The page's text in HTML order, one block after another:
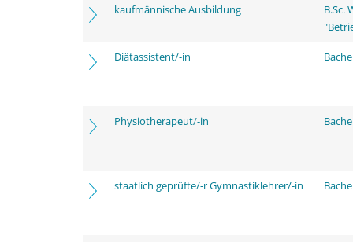
kaufmännische Ausbildung
B.Sc.
Diätassistent/-in
Physiotherapeut/-in
staatlich geprüfte/-r Gymnastiklehrer/-in